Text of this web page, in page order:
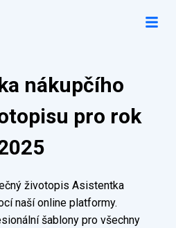
nákupčího
pro rok
životopis Asistentka
naší online platformy.
šablony pro všechny